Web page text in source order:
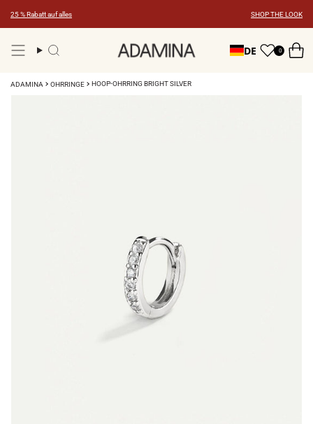
Inhalt
springen
25 % Rabatt auf alles SHOP THE LOOK
Suche DE 0
ADAMINA OHRRINGE HOOP-OHRRING BRIGHT SILVER